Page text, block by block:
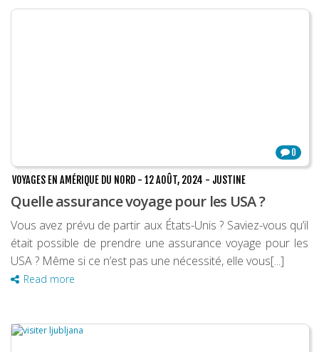
0
VOYAGES EN AMÉRIQUE DU NORD - 12 AOÛT, 2024 - JUSTINE
Quelle assurance voyage pour les USA ?
Vous avez prévu de partir aux États-Unis ? Saviez-vous qu’il
était possible de prendre une assurance voyage pour les
USA ? Même si ce n’est pas une nécessité, elle vous[...]
Read more